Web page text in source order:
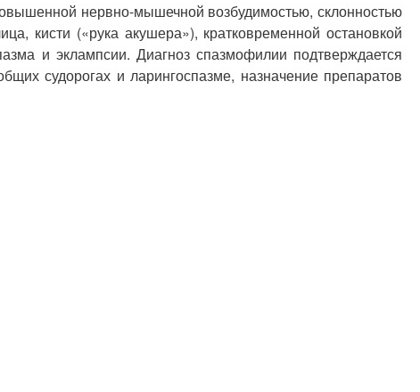
нервно-мышечной возбудимостью, склонностью
кисти («рука акушера»), кратковременной остановкой
и эклампсии. Диагноз спазмофилии подтверждается
судорогах и ларингоспазме, назначение препаратов